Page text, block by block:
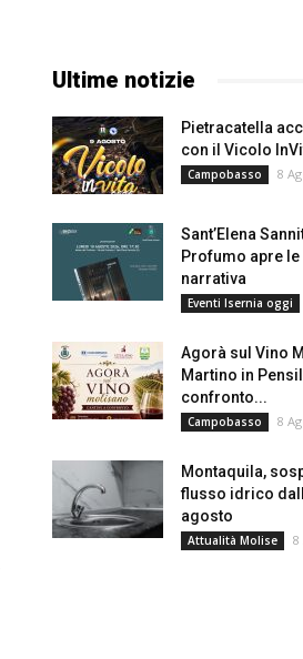
Ultime notizie
Pietracatella
con il Vicolo
Campobasso 8
Sant’Elena
Profumo apre
narrativa
Eventi Isernia oggi
Agorà sul Vino
Martino in
confronto...
Campobasso 8
Montaquila,
flusso idrico
agosto
Attualità Molise 8